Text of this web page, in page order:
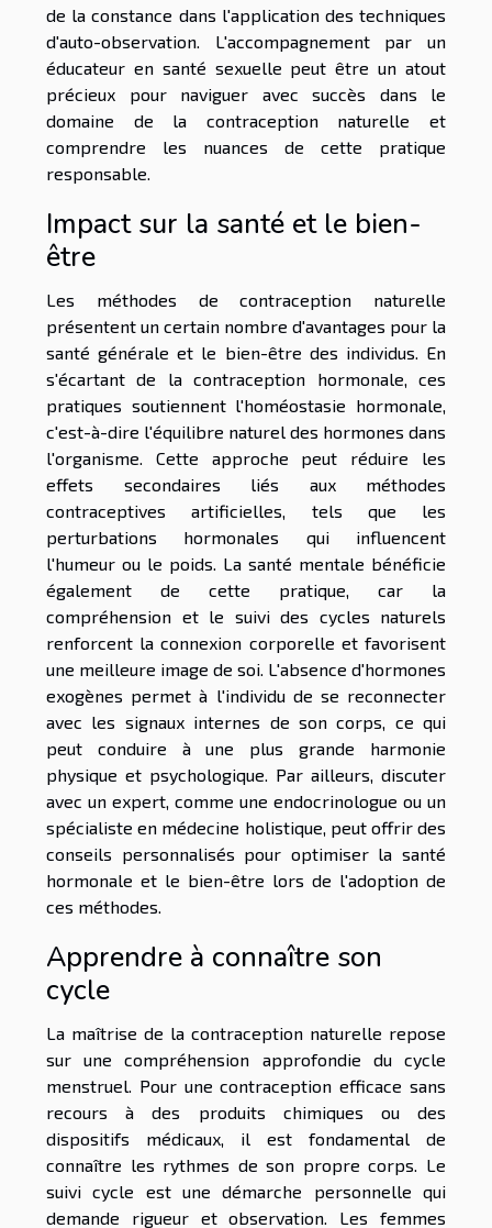
de la constance dans l'application des techniques
d'auto-observation. L'accompagnement par un
éducateur en santé sexuelle peut être un atout
précieux pour naviguer avec succès dans le
domaine de la contraception naturelle et
comprendre les nuances de cette pratique
responsable.
Impact sur la santé et le bien-
être
Les méthodes de contraception naturelle
présentent un certain nombre d'avantages pour la
santé générale et le bien-être des individus. En
s'écartant de la contraception hormonale, ces
pratiques soutiennent l'homéostasie hormonale,
c'est-à-dire l'équilibre naturel des hormones dans
l'organisme. Cette approche peut réduire les
effets secondaires liés aux méthodes
contraceptives artificielles, tels que les
perturbations hormonales qui influencent
l'humeur ou le poids. La santé mentale bénéficie
également de cette pratique, car la
compréhension et le suivi des cycles naturels
renforcent la connexion corporelle et favorisent
une meilleure image de soi. L'absence d'hormones
exogènes permet à l'individu de se reconnecter
avec les signaux internes de son corps, ce qui
peut conduire à une plus grande harmonie
physique et psychologique. Par ailleurs, discuter
avec un expert, comme une endocrinologue ou un
spécialiste en médecine holistique, peut offrir des
conseils personnalisés pour optimiser la santé
hormonale et le bien-être lors de l'adoption de
ces méthodes.
Apprendre à connaître son
cycle
La maîtrise de la contraception naturelle repose
sur une compréhension approfondie du cycle
menstruel. Pour une contraception efficace sans
recours à des produits chimiques ou des
dispositifs médicaux, il est fondamental de
connaître les rythmes de son propre corps. Le
suivi cycle est une démarche personnelle qui
demande rigueur et observation. Les femmes